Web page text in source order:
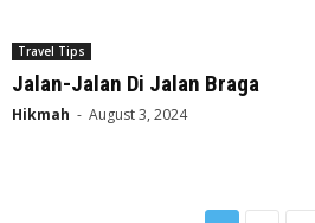
Travel Tips
Jalan-Jalan Di Jalan Braga
Hikmah - August 3, 2024